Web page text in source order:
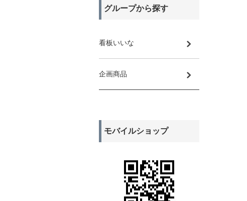
グループから探す
看板いいな
企画商品
モバイルショップ